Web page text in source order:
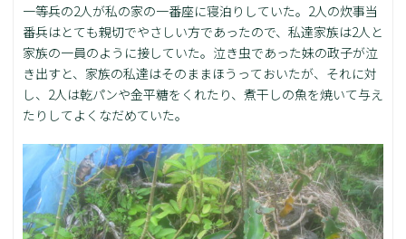
一等兵の2人が私の家の一番座に寝泊りしていた。2人の炊事当
番兵はとても親切でやさしい方であったので、私達家族は2人と
家族の一員のように接していた。泣き虫であった妹の政子が泣
き出すと、家族の私達はそのままほうっておいたが、それに対
し、2人は乾パンや金平糖をくれたり、煮干しの魚を焼いて与え
たりしてよくなだめていた。